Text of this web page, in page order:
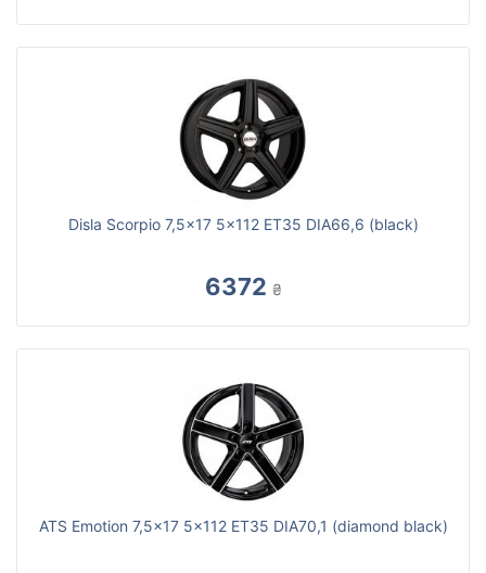
Disla Scorpio 7,5x17 5x112 ET35 DIA66,6 (black)
6372 ₴
ATS Emotion 7,5x17 5x112 ET35 DIA70,1 (diamond black)